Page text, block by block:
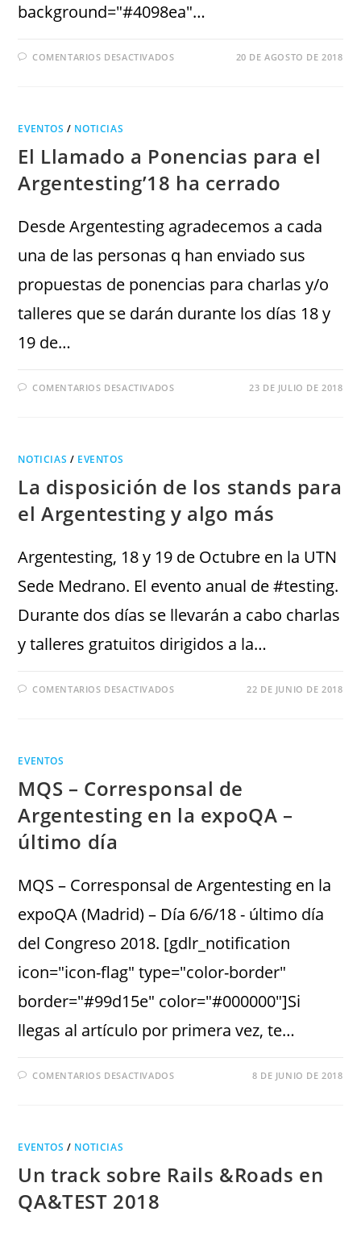
background="#4098ea"…
COMENTARIOS DESACTIVADOS 20 DE AGOSTO DE 2018
EVENTOS / NOTICIAS
El Llamado a Ponencias para el
Argentesting’18 ha cerrado
Desde Argentesting agradecemos a cada
una de las personas q han enviado sus
propuestas de ponencias para charlas y/o
talleres que se darán durante los días 18 y
19 de…
COMENTARIOS DESACTIVADOS 23 DE JULIO DE 2018
NOTICIAS / EVENTOS
La disposición de los stands para
el Argentesting y algo más
Argentesting, 18 y 19 de Octubre en la UTN
Sede Medrano. El evento anual de #testing.
Durante dos días se llevarán a cabo charlas
y talleres gratuitos dirigidos a la…
COMENTARIOS DESACTIVADOS 22 DE JUNIO DE 2018
EVENTOS
MQS – Corresponsal de
Argentesting en la expoQA –
último día
MQS – Corresponsal de Argentesting en la
expoQA (Madrid) – Día 6/6/18 - último día
del Congreso 2018. [gdlr_notification
icon="icon-flag" type="color-border"
border="#99d15e" color="#000000"]Si
llegas al artículo por primera vez, te…
COMENTARIOS DESACTIVADOS 8 DE JUNIO DE 2018
EVENTOS / NOTICIAS
Un track sobre Rails &Roads en
QA&TEST 2018